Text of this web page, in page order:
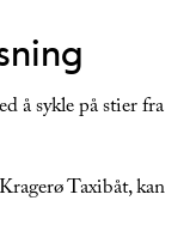
å sykle på stier fra
Taxibåt, kan